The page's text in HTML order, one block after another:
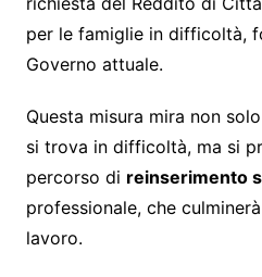
per le famiglie in difficoltà,
Governo attuale.
Questa misura mira non
si trova in difficoltà, ma si
percorso di reinserimento
professionale, che
lavoro.